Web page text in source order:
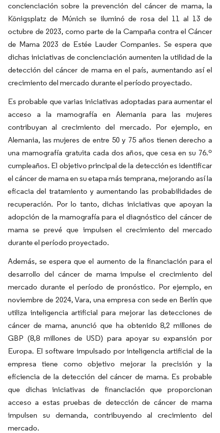
concienciación sobre la prevención del cáncer de mama, la
Königsplatz de Múnich se iluminó de rosa del 11 al 13 de
octubre de 2023, como parte de la Campaña contra el Cáncer
de Mama 2023 de Estée Lauder Companies. Se espera que
dichas iniciativas de concienciación aumenten la utilidad de la
detección del cáncer de mama en el país, aumentando así el
crecimiento del mercado durante el período proyectado.
Es probable que varias iniciativas adoptadas para aumentar el
acceso a la mamografía en Alemania para las mujeres
contribuyan al crecimiento del mercado. Por ejemplo, en
Alemania, las mujeres de entre 50 y 75 años tienen derecho a
una mamografía gratuita cada dos años, que cesa en su 76.º
cumpleaños. El objetivo principal de la detección es identificar
el cáncer de mama en su etapa más temprana, mejorando así la
eficacia del tratamiento y aumentando las probabilidades de
recuperación. Por lo tanto, dichas iniciativas que apoyan la
adopción de la mamografía para el diagnóstico del cáncer de
mama se prevé que impulsen el crecimiento del mercado
durante el período proyectado.
Además, se espera que el aumento de la financiación para el
desarrollo del cáncer de mama impulse el crecimiento del
mercado durante el período de pronóstico. Por ejemplo, en
noviembre de 2024, Vara, una empresa con sede en Berlín que
utiliza inteligencia artificial para mejorar las detecciones de
cáncer de mama, anunció que ha obtenido 8,2 millones de
GBP (8,8 millones de USD) para apoyar su expansión por
Europa. El software impulsado por inteligencia artificial de la
empresa tiene como objetivo mejorar la precisión y la
eficiencia de la detección del cáncer de mama. Es probable
que dichas iniciativas de financiación que proporcionan
acceso a estas pruebas de detección de cáncer de mama
impulsen su demanda, contribuyendo al crecimiento del
mercado.